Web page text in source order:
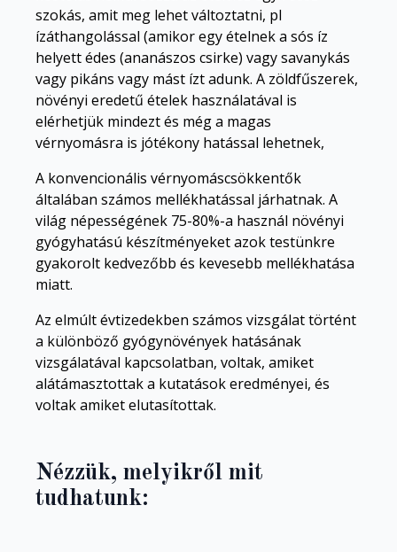
szokás, amit meg lehet változtatni, pl
ízáthangolással (amikor egy ételnek a sós íz
helyett édes (ananászos csirke) vagy savanykás
vagy pikáns vagy mást ízt adunk. A zöldfűszerek,
növényi eredetű ételek használatával is
elérhetjük mindezt és még a magas
vérnyomásra is jótékony hatással lehetnek,
A konvencionális vérnyomáscsökkentők
általában számos mellékhatással járhatnak. A
világ népességének 75-80%-a használ növényi
gyógyhatású készítményeket azok testünkre
gyakorolt kedvezőbb és kevesebb mellékhatása
miatt.
Az elmúlt évtizedekben számos vizsgálat történt
a különböző gyógynövények hatásának
vizsgálatával kapcsolatban, voltak, amiket
alátámasztottak a kutatások eredményei, és
voltak amiket elutasítottak.
Nézzük, melyikről mit
tudhatunk: